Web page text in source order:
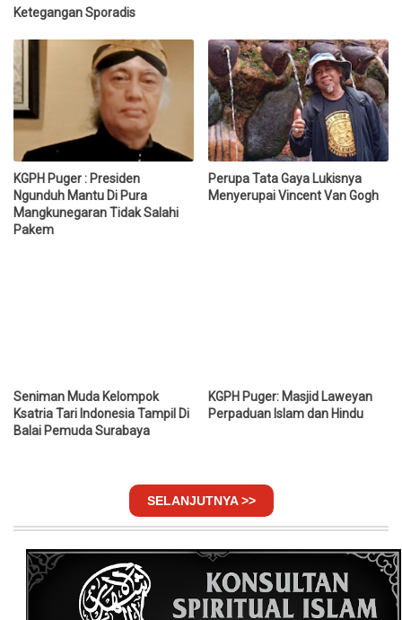
Ketegangan Sporadis
KGPH Puger : Presiden
Ngunduh Mantu Di Pura
Mangkunegaran Tidak Salahi
Pakem
Perupa Tata Gaya Lukisnya
Menyerupai Vincent Van Gogh
Seniman Muda Kelompok
Ksatria Tari Indonesia Tampil Di
Balai Pemuda Surabaya
KGPH Puger: Masjid Laweyan
Perpaduan Islam dan Hindu
SELANJUTNYA >>